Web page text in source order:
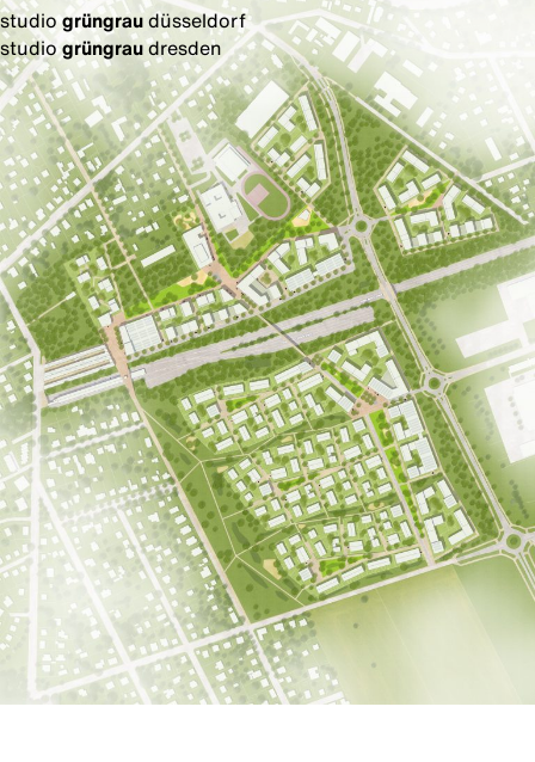
studiogrüngraudüsseldorf
studiogrüngraudresden